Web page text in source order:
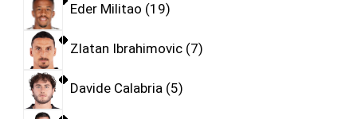
Eder Militao 19
Zlatan Ibrahimovic 7
Davide Calabria 5